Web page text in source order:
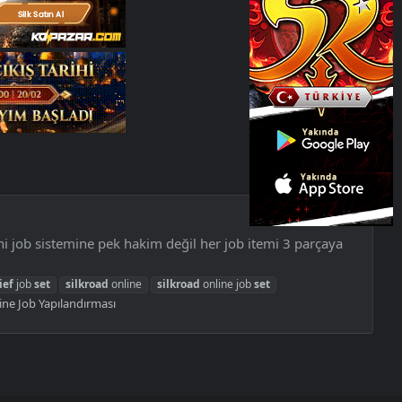
job sistemine pek hakim değil her job itemi 3 parçaya
jobset silkroad online silkroad online jobset
Job Yapılandırması